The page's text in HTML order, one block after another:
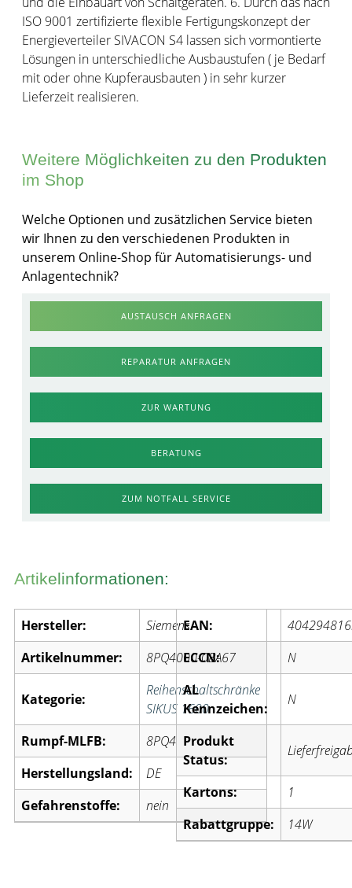
ISO 9001 zertifizierte flexible Fertigungskonzept der
Energieverteiler SIVACON S4 lassen sich vormontierte
Lösungen in unterschiedliche Ausbaustufen ( je Bedarf
mit oder ohne Kupferausbauten ) in sehr kurzer
Lieferzeit realisieren.
Weitere Möglichkeiten zu den Produkten
im Shop
Welche Optionen und zusätzlichen Service bieten
wir Ihnen zu den verschiedenen Produkten in
unserem Online-Shop für Automatisierungs- und
Anlagentechnik?
AUSTAUSCH ANFRAGEN
REPARATUR ANFRAGEN
ZUR WARTUNG
BERATUNG
ZUM NOTFALL SERVICE
Artikelinformationen:
Hersteller:
Siemens
Artikelnummer:
8PQ4000-0BA67
Kategorie:
Reihenschaltschränke
SIKUS 1600
Rumpf-MLFB:
8PQ4
Herstellungsland:
DE
Gefahrenstoffe:
nein
EAN:
ECCN:
N
AL
Kennzeichen:
N
Produkt
Status:
Kartons:
1
Rabattgruppe:
14W